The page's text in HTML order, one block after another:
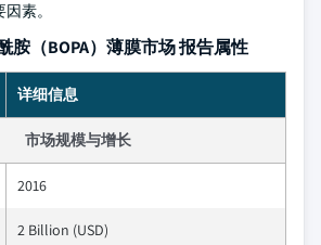
素。
胺（BOPA）薄膜市场 报告属性
详细信息
市场规模与增长
2016
2 Billion (USD)